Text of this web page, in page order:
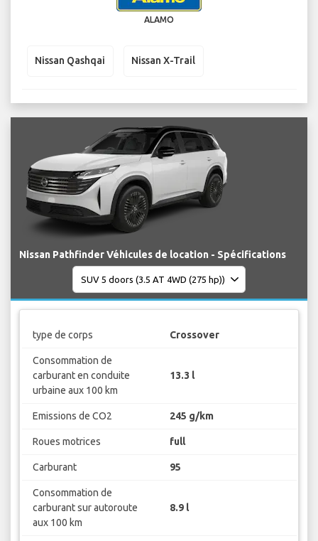
ALAMO
Nissan Qashqai Nissan X-Trail
Nissan Pathfinder Véhicules de location - Spécifications
type de corps Crossover
Consommation de
carburant en conduite
urbaine aux 100 km
13.3 l
Emissions de CO2 245 g/km
Roues motrices full
Carburant 95
Consommation de
carburant sur autoroute
aux 100 km
8.9 l